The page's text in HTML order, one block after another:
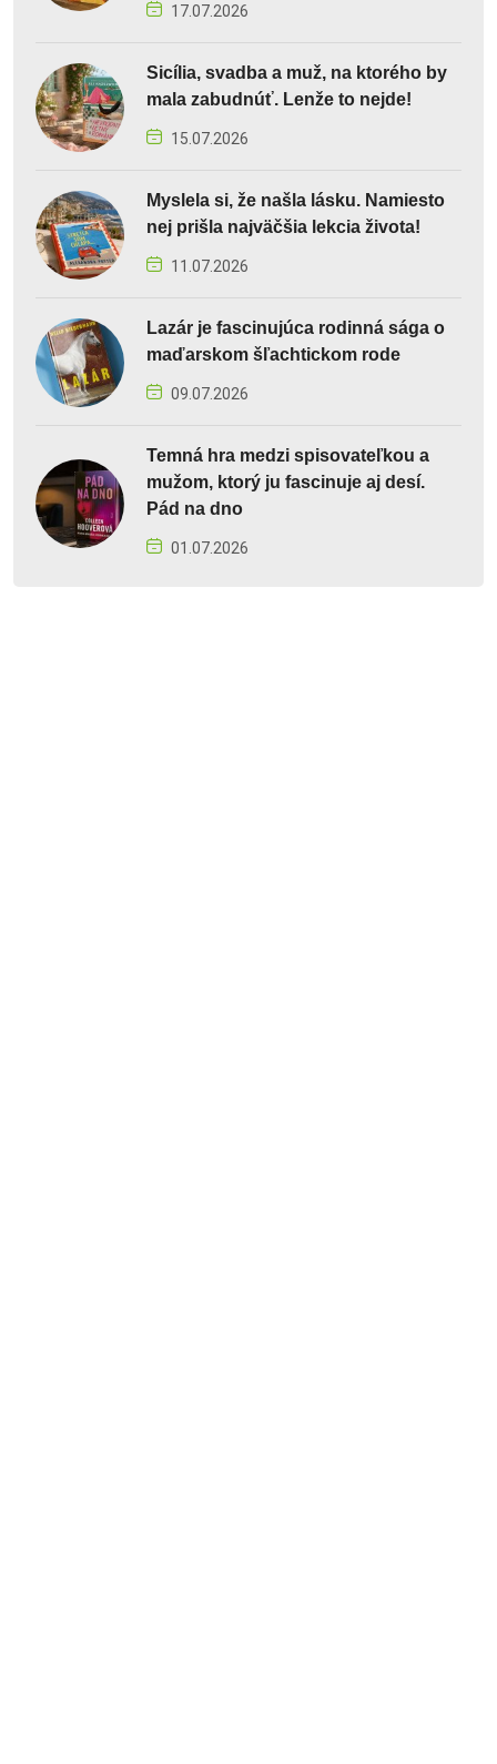
17.07.2026
Sicília, svadba a muž, na ktorého by
mala zabudnúť. Lenže to nejde!
15.07.2026
Myslela si, že našla lásku. Namiesto
nej prišla najväčšia lekcia života!
11.07.2026
Lazár je fascinujúca rodinná sága o
maďarskom šľachtickom rode
09.07.2026
Temná hra medzi spisovateľkou a
mužom, ktorý ju fascinuje aj desí.
Pád na dno
01.07.2026